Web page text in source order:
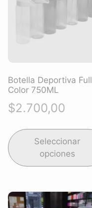
Botella Deportiva Full
Color 750ML
$2.700,00
Seleccionar
opciones